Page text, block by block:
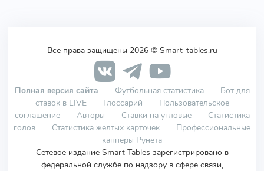
Все права защищены 2026 © Smart-tables.ru
Полная версия сайта Футбольная статистика
Бот для
ставок в LIVE
Глоссарий
Пользовательское
соглашение
Авторы Ставки на угловые
Статистика
голов
Статистика желтых карточек
Профессиональные
капперы Рунета
Сетевое издание Smart Tables зарегистрировано в
федеральной службе по надзору в сфере связи,